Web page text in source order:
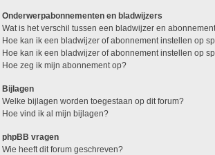
Onderwerpabonnementen en bladwijzers
Wat is het verschil tussen een bladwijzer en
Hoe kan ik een bladwijzer of abonnement instellen op
Hoe kan ik een bladwijzer of abonnement instellen op
Hoe zeg ik mijn abonnement op?
Bijlagen
Welke bijlagen worden toegestaan op dit forum?
Hoe vind ik al mijn bijlagen?
phpBB vragen
Wie heeft dit forum geschreven?